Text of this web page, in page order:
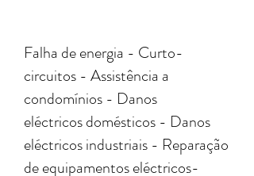
Falha de energia - Curto-
circuitos - Assistência a
condomínios - Danos
eléctricos domésticos - Danos
eléctricos industriais - Reparação
de equipamentos eléctricos-